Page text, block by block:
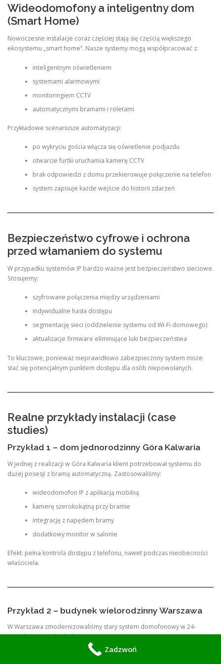
Wideodomofony a inteligentny dom
(Smart Home)
Nowoczesne instalacje coraz częściej stają się częścią większego
ekosystemu „smart home”. Nasze systemy mogą współpracować z:
inteligentnym oświetleniem
systemami alarmowymi
monitoringiem CCTV
automatycznymi bramami i roletami
Przykładowe scenariusze automatyzacji:
po wykryciu gościa włącza się oświetlenie podjazdu
otwarcie furtki uruchamia kamerę CCTV
brak odpowiedzi z domu przekierowuje połączenie na telefon
system zapisuje każde wejście do historii zdarzeń
Bezpieczeństwo cyfrowe i ochrona
przed włamaniem do systemu
W przypadku systemów IP bardzo ważne jest bezpieczeństwo sieciowe.
Stosujemy:
szyfrowane połączenia między urządzeniami
indywidualne hasła dostępu
segmentację sieci (oddzielenie systemu od Wi-Fi domowego)
aktualizacje firmware eliminujące luki bezpieczeństwa
To kluczowe, ponieważ nieprawidłowo zabezpieczony system może
stać się potencjalnym punktem dostępu dla osób niepowołanych.
Realne przykłady instalacji (case
studies)
Przykład 1 – dom jednorodzinny Góra Kalwaria
W jednej z realizacji w Góra Kalwaria klient potrzebował systemu do
dużej posesji z bramą automatyczną. Zastosowaliśmy:
wideodomofon IP z aplikacją mobilną
kamerę szerokokątną przy bramie
integrację z napędem bramy
dodatkowy monitor w salonie
Efekt: pełna kontrola dostępu z telefonu, nawet podczas nieobecności
właściciela.
Przykład 2 – budynek wielorodzinny Warszawa
W Warszawa zmodernizowaliśmy stary system domofonowy w 24-
mieszkaniowym budynku:
wymiana centralnej stacji wejściowej
Zadzwoń